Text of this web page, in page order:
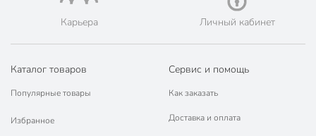
Карьера Личный кабинет
Каталог товаров
Популярные товары
Избранное
Сервис и помощь
Как заказать
Доставка и оплата